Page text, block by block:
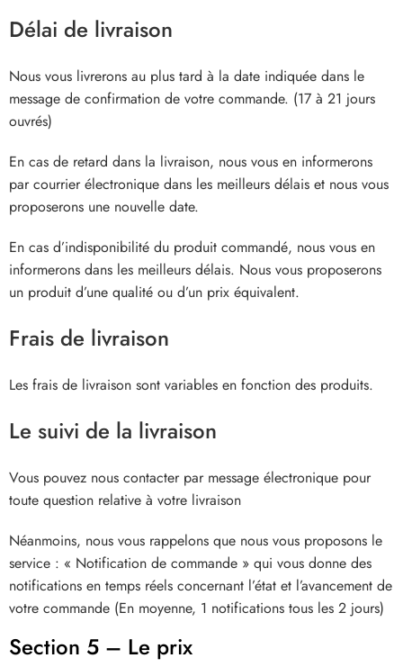
Délai de livraison
Nous vous livrerons au plus tard à la date indiquée dans le
message de confirmation de votre commande. (17 à 21 jours
ouvrés)
En cas de retard dans la livraison, nous vous en informerons
par courrier électronique dans les meilleurs délais et nous vous
proposerons une nouvelle date.
En cas d’indisponibilité du produit commandé, nous vous en
informerons dans les meilleurs délais. Nous vous proposerons
un produit d’une qualité ou d’un prix équivalent.
Frais de livraison
Les frais de livraison sont variables en fonction des produits.
Le suivi de la livraison
Vous pouvez nous contacter par message électronique pour
toute question relative à votre livraison
Néanmoins, nous vous rappelons que nous vous proposons le
service : « Notification de commande » qui vous donne des
notifications en temps réels concernant l’état et l’avancement de
votre commande (En moyenne, 1 notifications tous les 2 jours)
Section 5 – Le prix